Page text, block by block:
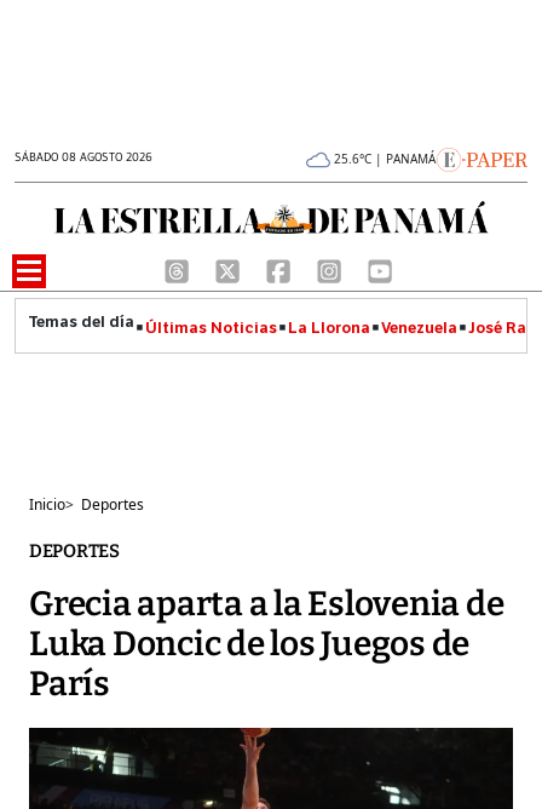
SÁBADO 08 AGOSTO 2026 25.6°C | PANAMÁ
Últimas Noticias La Llorona Venezuela José
Inicio> Deportes
DEPORTES
Grecia aparta a la Eslovenia de
Luka Doncic de los Juegos de
París